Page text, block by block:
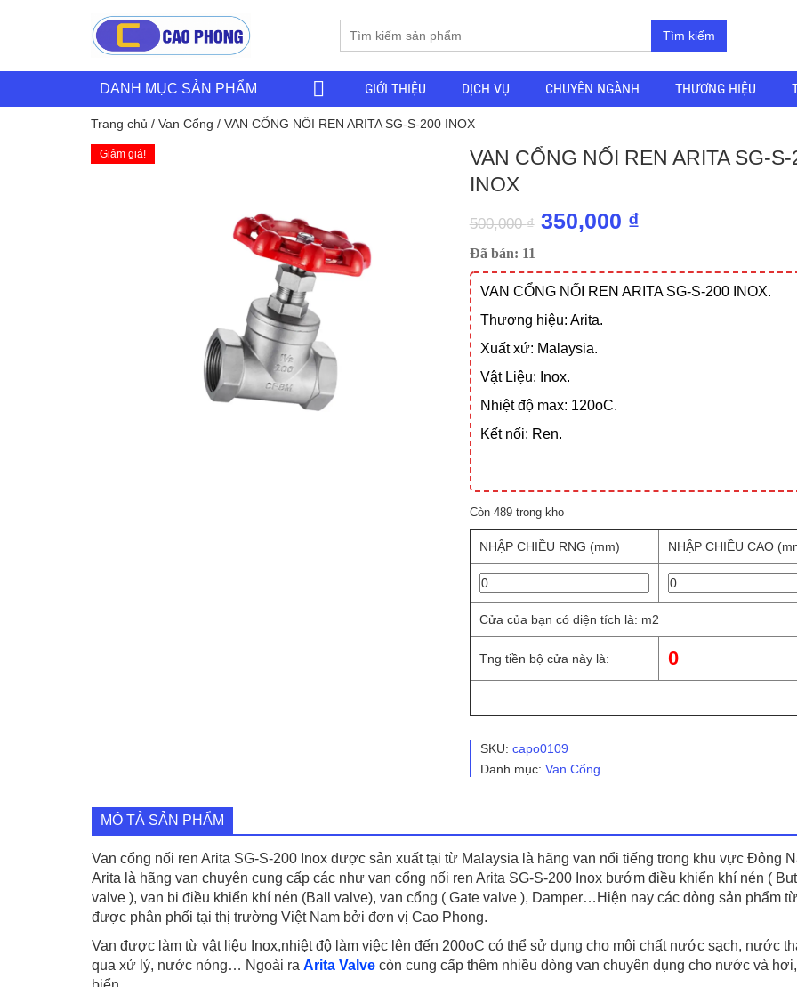
Tìm kiếm
DANH MỤC SẢN PHẨM GIỚI THIỆU DỊCH VỤ CHUYÊN NGÀNH THƯƠNG HIỆU
Trang chủ / Van Cổng / VAN CỔNG NỐI REN ARITA SG-S-200 INOX
Giảm giá!
VAN CỔNG NỐI REN ARITA SG-S-
INOX
500,000₫ Giá
là:
350,000 ₫Giá
tại
Đã bán: 11
VAN CỔNG NỐI REN ARITA SG-S-200 INOX.
Thương hiệu: Arita.
Xuất xứ: Malaysia.
Vật Liệu: Inox.
Nhiệt độ max: 120oC.
Kết nối: Ren.
Còn 489 trong kho
NHẬP CHIỀU RNG (mm) NHẬP CHIỀU CAO
Cửa của bạn có diện tích là: m2
Tng tiền bộ cửa này là: 0
SKU: capo0109
Danh mục: Van Cổng
MÔ TẢ SẢN PHẨM
Van cổng nối ren Arita SG-S-200 Inox được sản xuất tại từ Malaysia là hãng van nổi tiếng trong khu vực Đông
Arita là hãng van chuyên cung cấp các như van cổng nối ren Arita SG-S-200 Inox bướm điều khiển khí nén (
valve ), van bi điều khiển khí nén (Ball valve), van cổng ( Gate valve ), Damper…Hiện nay các dòng sản phẩm
được phân phối tại thị trường Việt Nam bởi đơn vị Cao Phong.
Van được làm từ vật liệu Inox,nhiệt độ làm việc lên đến 200oC có thể sử dụng cho môi chất nước sạch, nước
qua xử lý, nước nóng… Ngoài ra Arita Valve còn cung cấp thêm nhiều dòng van chuyên dụng cho nước và